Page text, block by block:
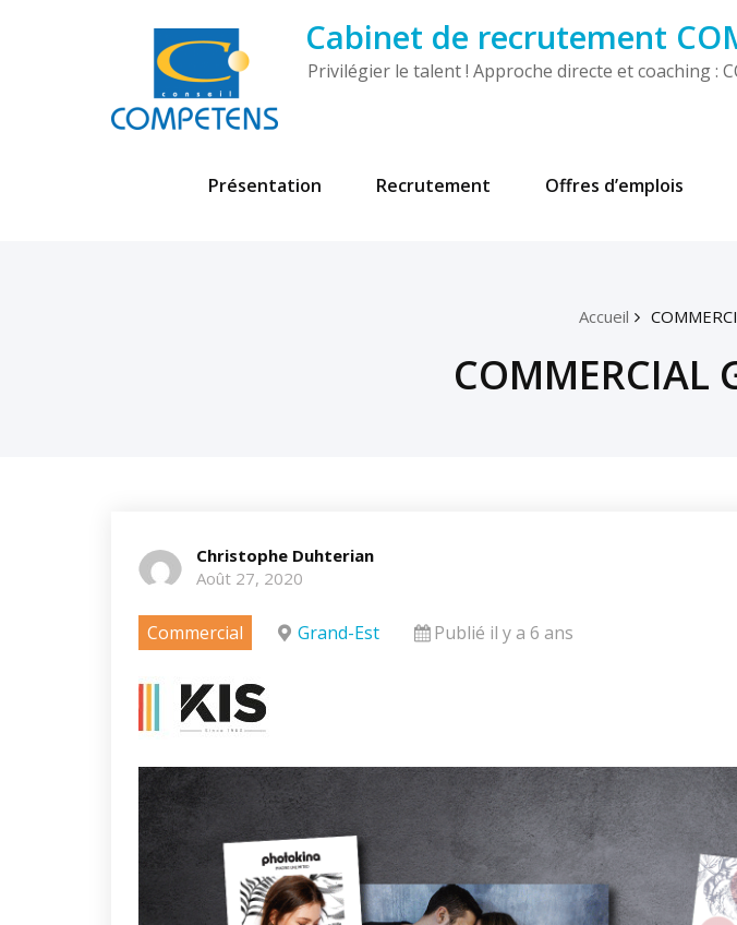
Cabinet de recrutement
Privilégier le talent ! Approche directe et coaching :
Présentation Recrutement Offres d’emplois
Accueil
COMMERCIAL
Christophe Duhterian
Août 27, 2020
Commercial Grand-Est Publié il y a 6 ans